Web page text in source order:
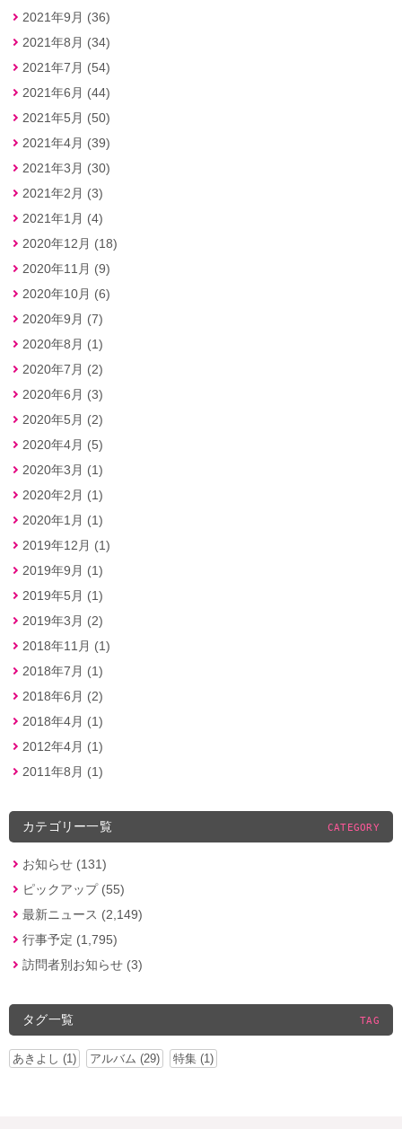
2021年9月 (36)
2021年8月 (34)
2021年7月 (54)
2021年6月 (44)
2021年5月 (50)
2021年4月 (39)
2021年3月 (30)
2021年2月 (3)
2021年1月 (4)
2020年12月 (18)
2020年11月 (9)
2020年10月 (6)
2020年9月 (7)
2020年8月 (1)
2020年7月 (2)
2020年6月 (3)
2020年5月 (2)
2020年4月 (5)
2020年3月 (1)
2020年2月 (1)
2020年1月 (1)
2019年12月 (1)
2019年9月 (1)
2019年5月 (1)
2019年3月 (2)
2018年11月 (1)
2018年7月 (1)
2018年6月 (2)
2018年4月 (1)
2012年4月 (1)
2011年8月 (1)
カテゴリー一覧 CATEGORY
お知らせ (131)
ピックアップ (55)
最新ニュース (2,149)
行事予定 (1,795)
訪問者別お知らせ (3)
タグ一覧 TAG
あきよし (1) アルバム (29) 特集 (1)